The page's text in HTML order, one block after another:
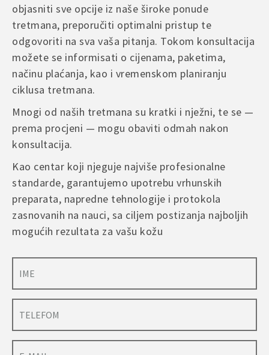
objasniti sve opcije iz naše široke ponude
tretmana, preporučiti optimalni pristup te
odgovoriti na sva vaša pitanja. Tokom konsultacija
možete se informisati o cijenama, paketima,
načinu plaćanja, kao i vremenskom planiranju
ciklusa tretmana.
Mnogi od naših tretmana su kratki i nježni, te se —
prema procjeni — mogu obaviti odmah nakon
konsultacija.
Kao centar koji njeguje najviše profesionalne
standarde, garantujemo upotrebu vrhunskih
preparata, napredne tehnologije i protokola
zasnovanih na nauci, sa ciljem postizanja najboljih
mogućih rezultata za vašu kožu